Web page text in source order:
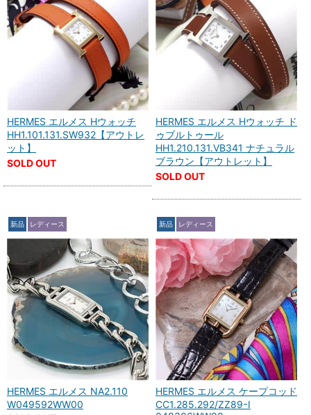
HERMES エルメス Hウォッチ
HH1.101.131.SW932【アウトレ
ット】
SOLD OUT
HERMES エルメス Hウォッチ ド
ゥブルトゥール
HH1.210.131.VB341 ナチュラル
ブラウン【アウトレット】
SOLD OUT
新品 レディース
HERMES エルメス NA2.110
W049592WW00
新品 レディース
HERMES エルメス ケープコッド
CC1.285.292/ZZ89ｰI